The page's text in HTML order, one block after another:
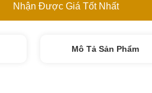
Nhận Được Giá Tốt Nhất
Mô Tả Sản Phẩm